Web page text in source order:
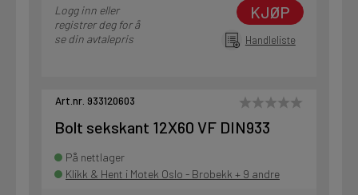
Logg inn eller
registrer deg for å
se din avtalepris
KJØP
Handleliste
Art.nr. 933120603
Bolt sekskant 12X60 VF DIN933
På nettlager
Klikk & Hent i Motek Oslo - Brobekk + 9 andre